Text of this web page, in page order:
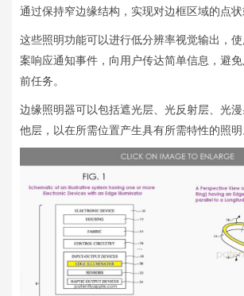
通过保持窄边缘结构，实现对边框区域的点状
这些照明功能可以进行低分辨率视觉输出，
案响应通知事件，向用户传达简单信息，避
前任务。
边缘照明器可以包括遮光层、光反射层、光
他层，以在所需位置产生具有所需特性的照明